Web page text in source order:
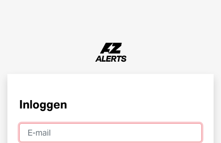
Inloggen
E-mail